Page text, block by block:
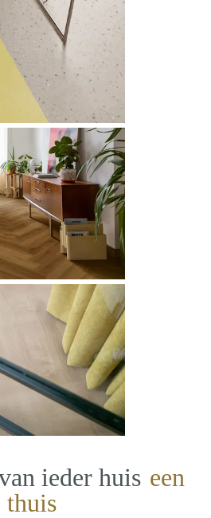
ieder huis een
thuis